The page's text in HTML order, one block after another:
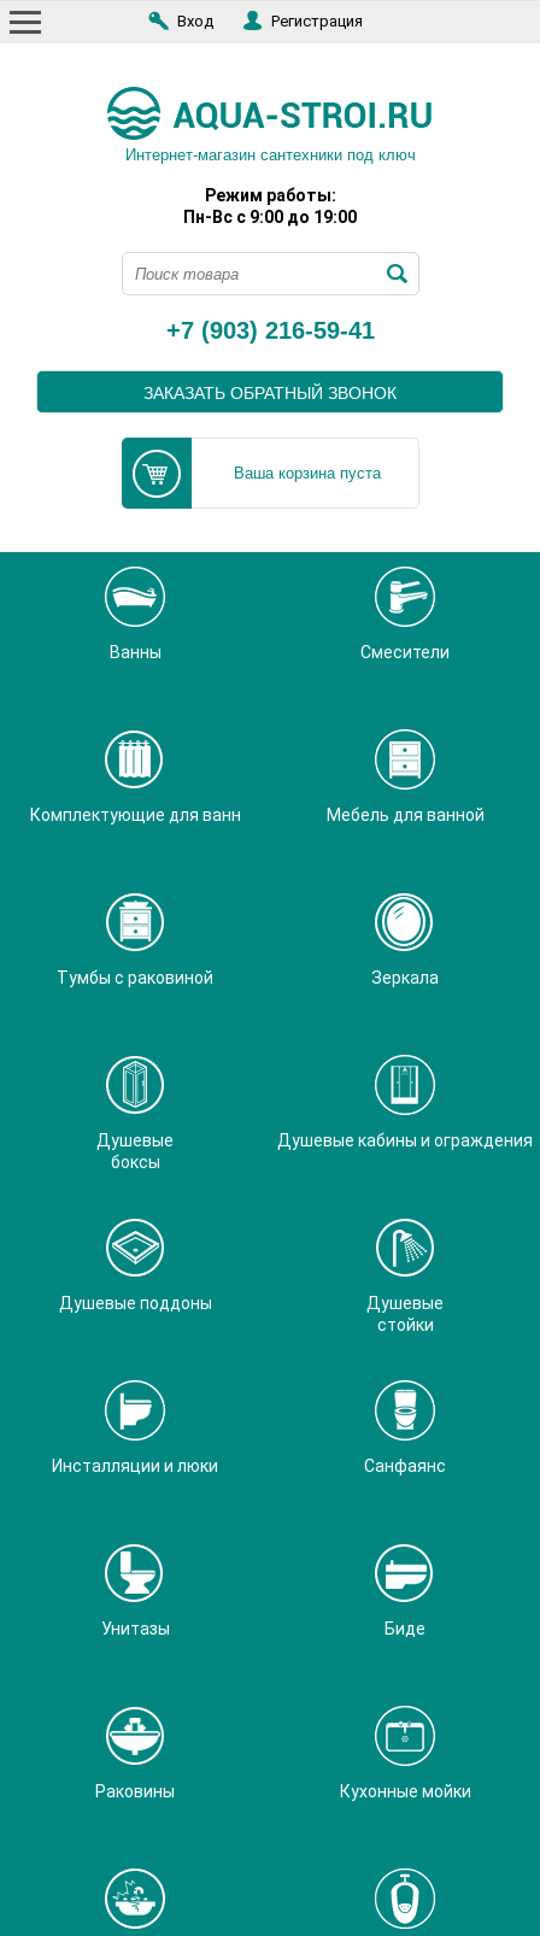
Вход Регистрация
Интернет-магазин сантехники под ключ
Режим работы:
Пн-Вс с 9:00 до 19:00
+7 (903) 216-59-41
ЗАКАЗАТЬ ОБРАТНЫЙ ЗВОНОК
Ваша корзина пуста
Ванны Смесители
Комплектующие для ванн Мебель для ванной
Тумбы с раковиной Зеркала
Душевые
боксы
Душевые кабины и ограждения
Душевые поддоны
Душевые
стойки
Инсталляции и люки Санфаянс
Унитазы Биде
Раковины Кухонные мойки